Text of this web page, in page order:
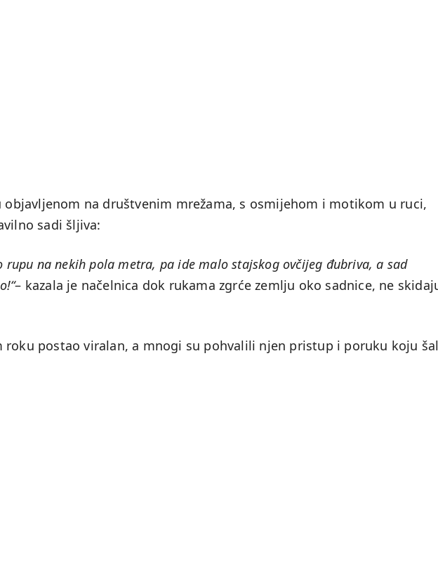
objavljenom na društvenim mrežama, s osmijehom i motikom u ruci,
sadi šljiva:
rupu na nekih pola metra, pa ide malo stajskog ovčijeg đubriva, a sad
– kazala je načelnica dok rukama zgrće zemlju oko sadnice, ne
roku postao viralan, a mnogi su pohvalili njen pristup i poruku koju